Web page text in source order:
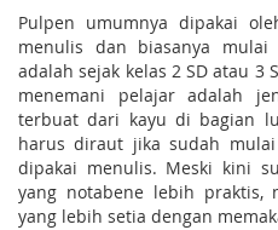
Pulpen umumnya dipakai
menulis dan biasanya
adalah sejak kelas 2 SD atau 3
menemani pelajar adalah
terbuat dari kayu di bagian
harus diraut jika sudah
dipakai menulis. Meski kini
yang notabene lebih praktis,
yang lebih setia dengan